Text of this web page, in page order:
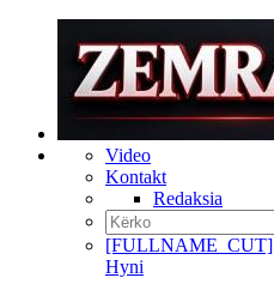
Video
Kontakt
Redaksia
[FULLNAME_CUT]
Hyni